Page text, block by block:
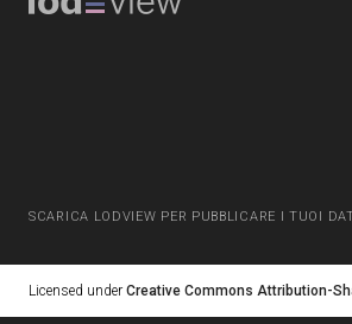
SCARICA LODVIEW PER PUBBLICARE I TUOI
Licensed under Creative Commons Attribution-